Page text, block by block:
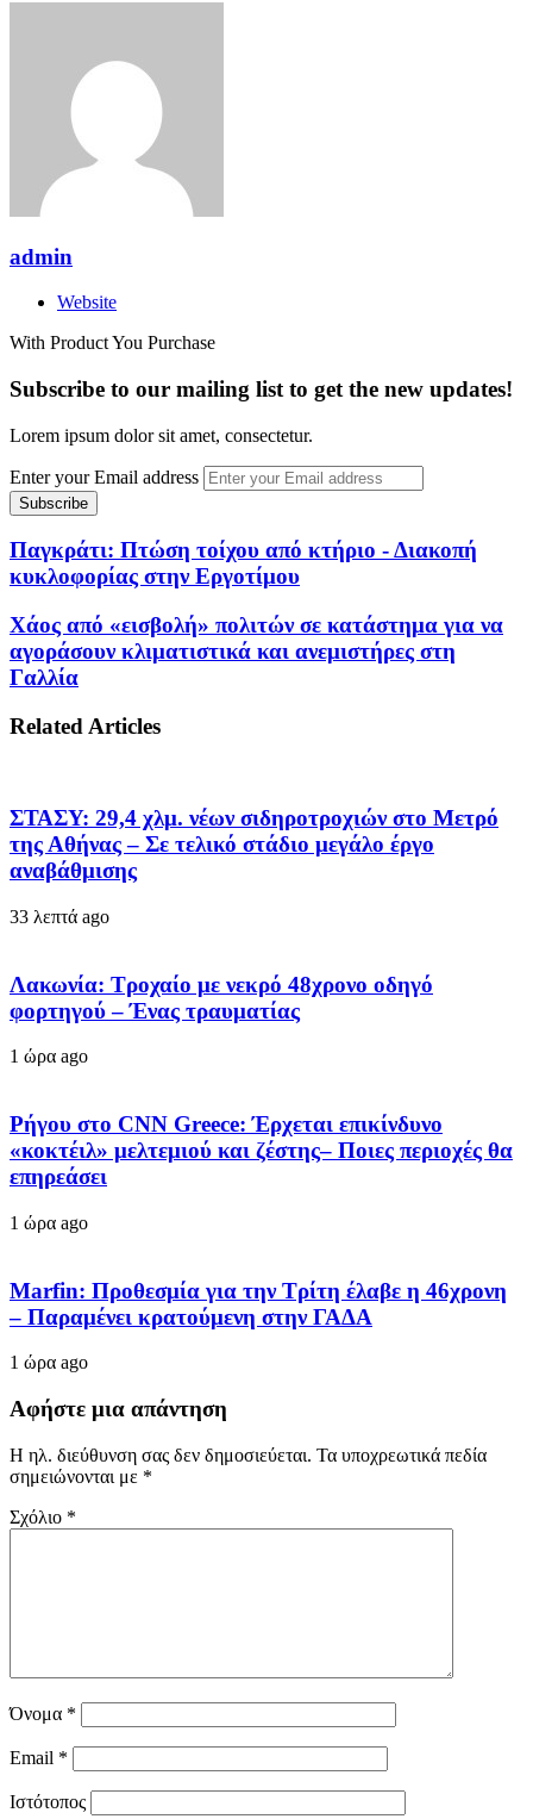
admin
Website
With Product You Purchase
Subscribe to our mailing list to get the new updates!
Lorem ipsum dolor sit amet, consectetur.
Enter your Email address
Παγκράτι: Πτώση τοίχου από κτήριο - Διακοπή
κυκλοφορίας στην Εργοτίμου
Χάος από «εισβολή» πολιτών σε κατάστημα για να
αγοράσουν κλιματιστικά και ανεμιστήρες στη
Γαλλία
Related Articles
ΣΤΑΣΥ: 29,4 χλμ. νέων σιδηροτροχιών στο Μετρό
της Αθήνας – Σε τελικό στάδιο μεγάλο έργο
αναβάθμισης
33 λεπτά ago
Λακωνία: Τροχαίο με νεκρό 48χρονο οδηγό
φορτηγού – Ένας τραυματίας
1 ώρα ago
Ρήγου στο CNN Greece: Έρχεται επικίνδυνο
«κοκτέιλ» μελτεμιού και ζέστης– Ποιες περιοχές θα
επηρεάσει
1 ώρα ago
Marfin: Προθεσμία για την Τρίτη έλαβε η 46χρονη
– Παραμένει κρατούμενη στην ΓΑΔΑ
1 ώρα ago
Αφήστε μια απάντηση
Η ηλ. διεύθυνση σας δεν δημοσιεύεται. Τα υποχρεωτικά πεδία
σημειώνονται με *
Σχόλιο *
Όνομα *
Email *
Ιστότοπος